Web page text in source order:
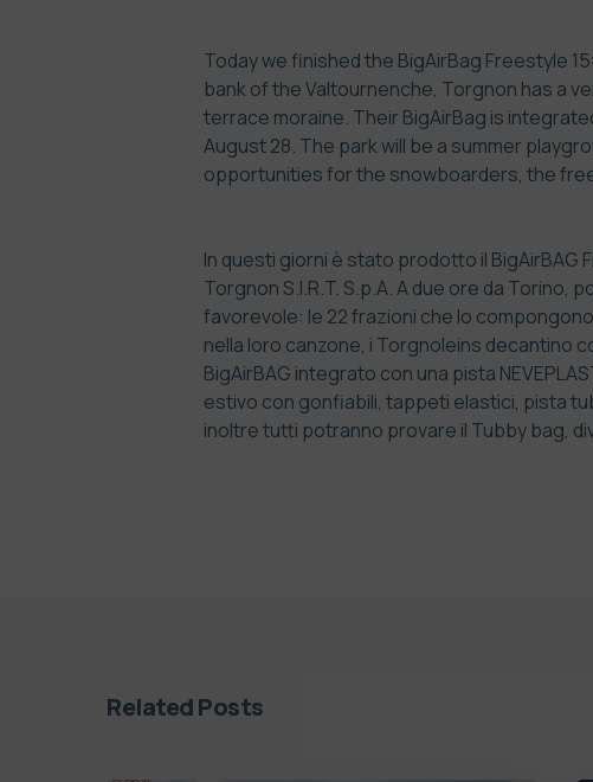
Today we finished the BigAirBag Freestyle
bank of the Valtournenche, Torgnon has a
terrace moraine. Their BigAirBag is
August 28. The park will be a summer
opportunities for the snowboarders, the
In questi giorni è stato prodotto il BigAirBAG
Torgnon S.I.R.T. S.p.A. A due ore da
favorevole: le 22 frazioni che lo
nella loro canzone, i Torgnoleins decantino
BigAirBAG integrato con una pista
estivo con gonfiabili, tappeti elastici, pista
inoltre tutti potranno provare il Tubby bag,
Related Posts